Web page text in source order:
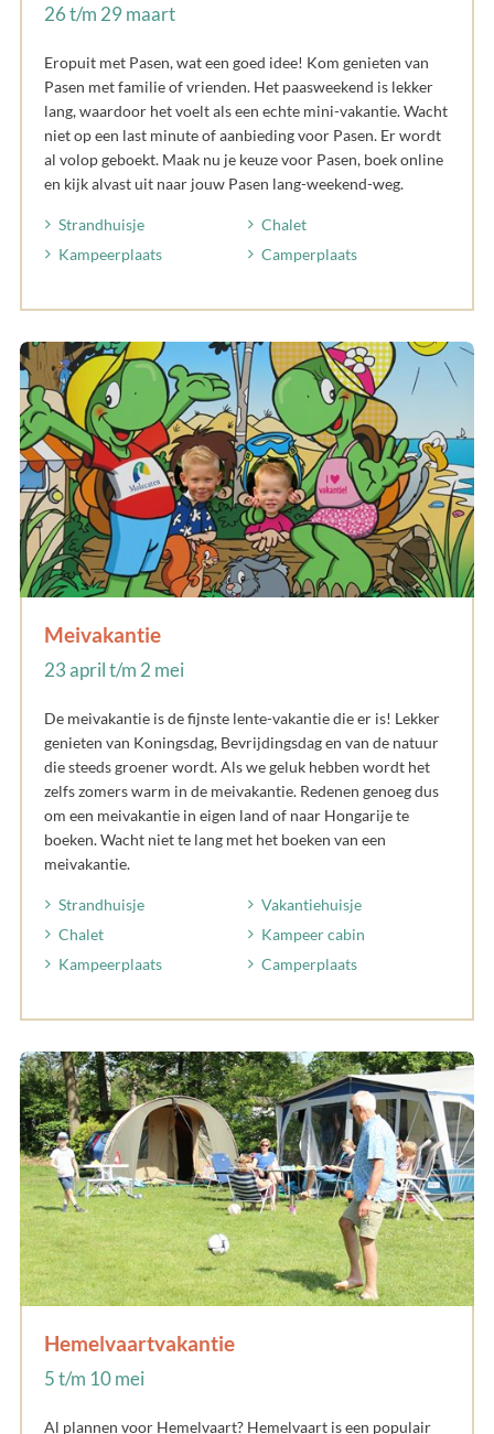
26 t/m 29 maart
Eropuit met Pasen, wat een goed idee! Kom genieten van
Pasen met familie of vrienden. Het paasweekend is lekker
lang, waardoor het voelt als een echte mini-vakantie. Wacht
niet op een last minute of aanbieding voor Pasen. Er wordt
al volop geboekt. Maak nu je keuze voor Pasen, boek online
en kijk alvast uit naar jouw Pasen lang-weekend-weg.
Strandhuisje
Chalet
Kampeerplaats
Camperplaats
Meivakantie
23 april t/m 2 mei
De meivakantie is de fijnste lente-vakantie die er is! Lekker
genieten van Koningsdag, Bevrijdingsdag en van de natuur
die steeds groener wordt. Als we geluk hebben wordt het
zelfs zomers warm in de meivakantie. Redenen genoeg dus
om een meivakantie in eigen land of naar Hongarije te
boeken. Wacht niet te lang met het boeken van een
meivakantie.
Strandhuisje
Vakantiehuisje
Chalet
Kampeer cabin
Kampeerplaats
Camperplaats
Hemelvaartvakantie
5 t/m 10 mei
Al plannen voor Hemelvaart? Hemelvaart is een populair